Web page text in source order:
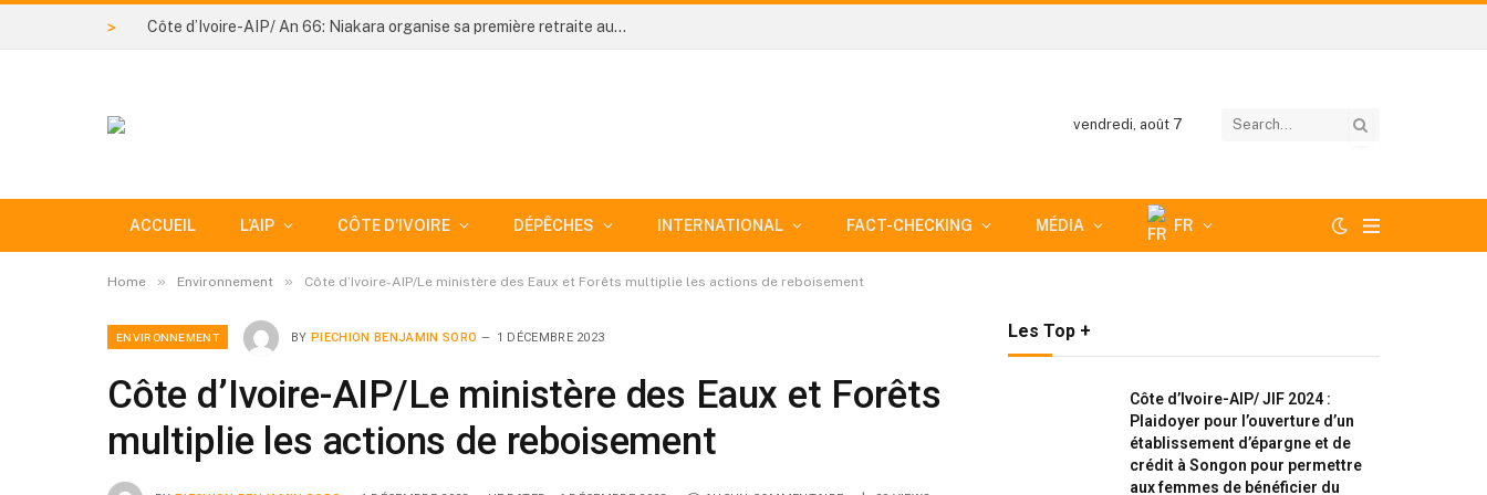
> Côte d’Ivoire-AIP/ An 66: Niakara organise sa première retraite aux flambeaux sous le signe de l’unité nationale
vendredi, août 7
ACCUEIL L’AIP CÔTE D’IVOIRE DÉPÊCHES INTERNATIONAL FACT-CHECKING MÉDIA FR
Home » Environnement » Côte d’Ivoire-AIP/Le ministère des Eaux et Forêts multiplie les actions de reboisement
ENVIRONNEMENT BY PIECHION BENJAMIN SORO 1 DÉCEMBRE 2023
Côte d’Ivoire-AIP/Le ministère des Eaux et Forêts
multiplie les actions de reboisement
Les Top +
Côte d’Ivoire-AIP/ JIF 2024 :
Plaidoyer pour l’ouverture d’un
établissement d’épargne et de
crédit à Songon pour permettre
aux femmes de bénéficier du